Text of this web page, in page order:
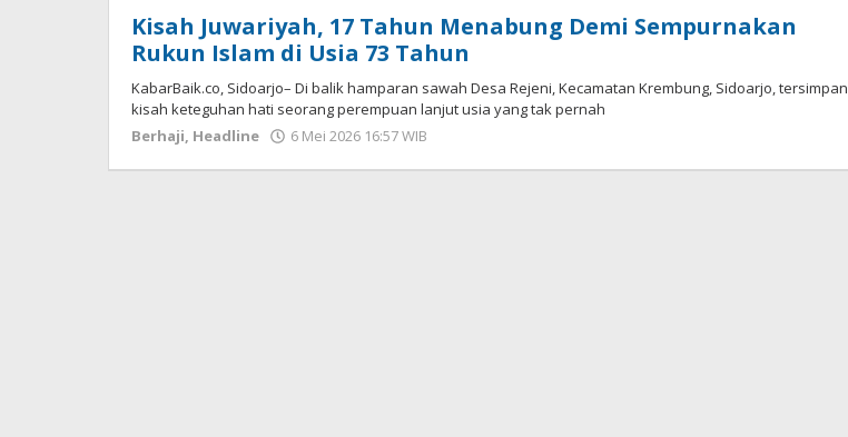
Kisah Juwariyah, 17 Tahun Menabung Demi Sempurnakan
Rukun Islam di Usia 73 Tahun
KabarBaik.co, Sidoarjo– Di balik hamparan sawah Desa Rejeni, Kecamatan Krembung, Sidoarjo, tersimpan
kisah keteguhan hati seorang perempuan lanjut usia yang tak pernah
Berhaji, Headline 6 Mei 2026 16:57 WIB